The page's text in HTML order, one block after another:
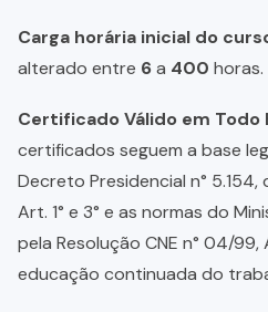
Carga horária inicial do
alterado entre 6a 400 horas.
Certificado Válido em Todo
certificados seguem a base
Decreto Presidencial n°
Art. 1° e 3° e as normas do
pela Resolução CNE n° 04/99,
educação continuada do